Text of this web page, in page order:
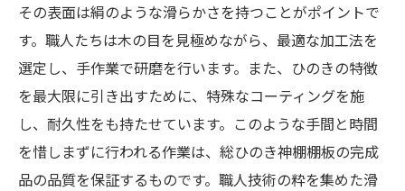
ひのきの自然な美しさを引き出す技
心を込めた手仕事が生み出す魅力
家庭に神聖な雰囲気をもたらす要
ひのきの木目を引き立たせる総ひのき神棚棚板
完成品の技
木目の美しさを最大限に引き立てる加工法
その表面は絹のような滑らかさを持つことがポイントで
す。職人たちは木の目を見極めながら、最適な加工法を
選定し、手作業で研磨を行います。また、ひのきの特徴
を最大限に引き出すために、特殊なコーティングを施
し、耐久性をも持たせています。このような手間と時間
を惜しまずに行われる作業は、総ひのき神棚棚板の完成
品の品質を保証するものです。職人技術の粋を集めた滑